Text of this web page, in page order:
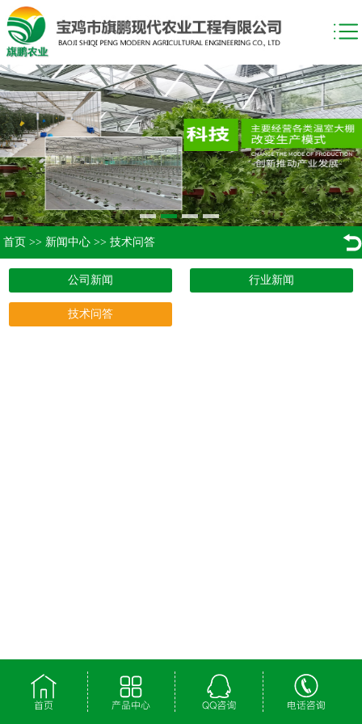
首页 >> 新闻中心 >> 技术问答
公司新闻 行业新闻
技术问答